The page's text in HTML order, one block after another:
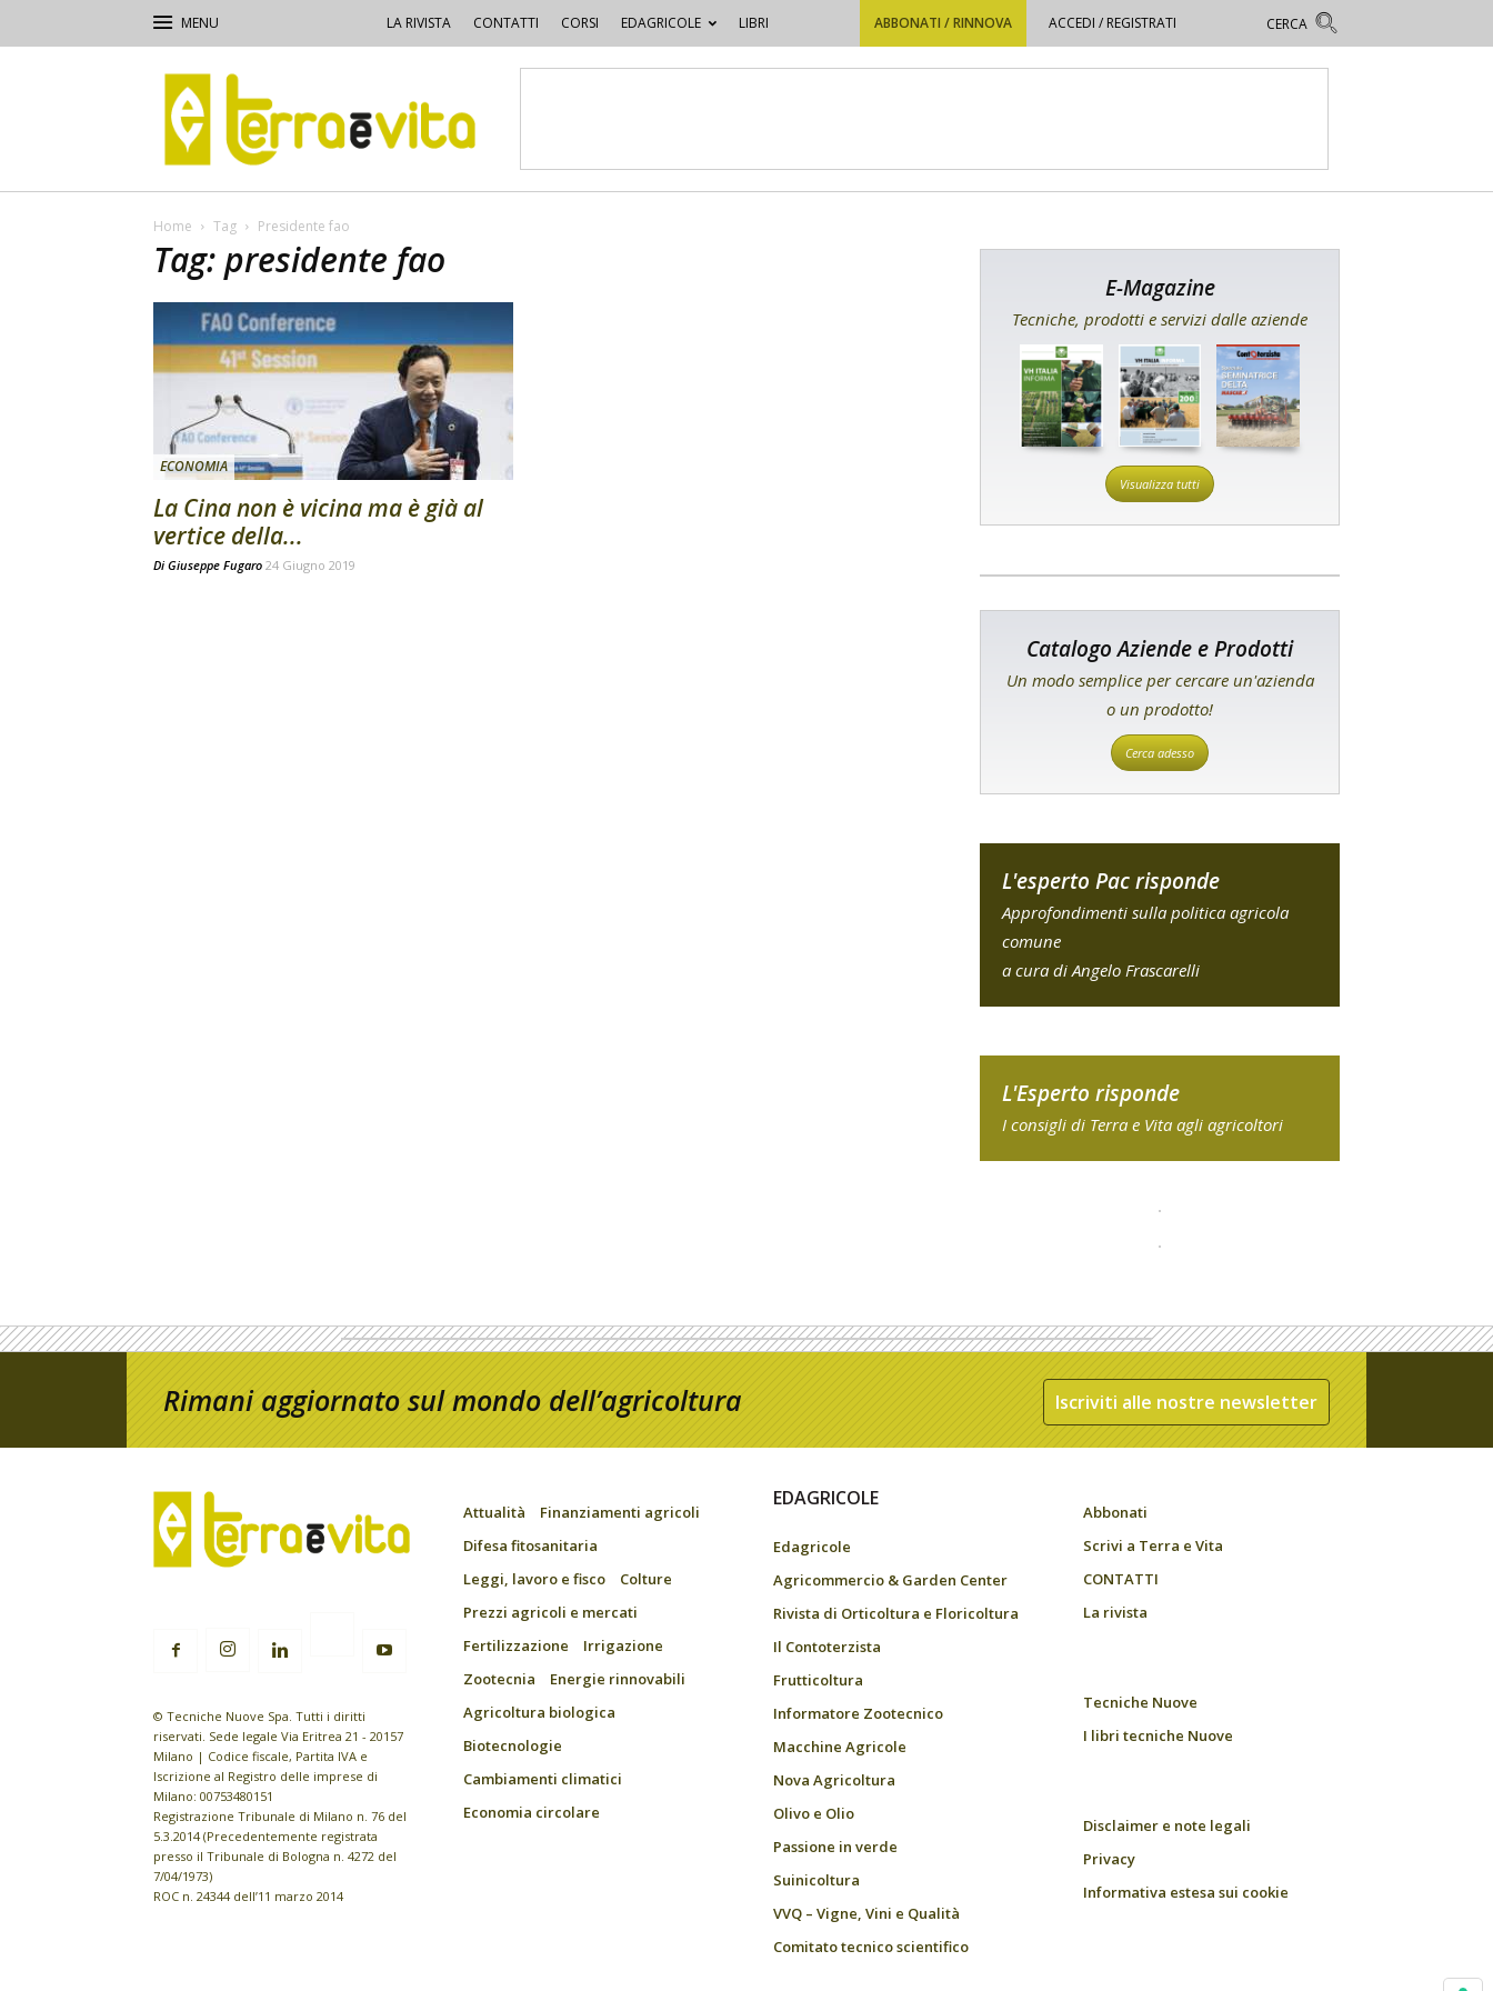
LA RIVISTA CONTATTI CORSI EDAGRICOLE LIBRI ABBONATI / RINNOVA ACCEDI / REGISTRATI
Terra
e
Vita
Home Tag Presidente fao
Tag: presidente fao
ECONOMIA
La Cina non è vicina ma è già al
vertice della...
Di Giuseppe Fugaro 24 Giugno 2019
E-Magazine
Tecniche, prodotti e servizi dalle aziende
Visualizza tutti
Catalogo Aziende e Prodotti
Un modo semplice per cercare un'azienda
o un prodotto!
Cerca adesso
L'esperto Pac risponde
Approfondimenti sulla politica agricola
comune
a cura di Angelo Frascarelli
L'Esperto risponde
I consigli di Terra e Vita agli agricoltori
Rimani aggiornato sul mondo dell’agricoltura Iscriviti alle nostre newsletter
© Tecniche Nuove Spa. Tutti i diritti
riservati. Sede legale Via Eritrea 21 - 20157
Milano | Codice fiscale, Partita IVA e
Iscrizione al Registro delle imprese di
Milano: 00753480151
Registrazione Tribunale di Milano n. 76 del
5.3.2014 (Precedentemente registrata
presso il Tribunale di Bologna n. 4272 del
7/04/1973)
ROC n. 24344 dell’11 marzo 2014
Attualità
Finanziamenti agricoli
Difesa fitosanitaria
Leggi, lavoro e fisco
Colture
Prezzi agricoli e mercati
Fertilizzazione
Irrigazione
Zootecnia
Energie rinnovabili
Agricoltura biologica
Biotecnologie
Cambiamenti climatici
Economia circolare
EDAGRICOLE
Edagricole
Agricommercio & Garden Center
Rivista di Orticoltura e Floricoltura
Il Contoterzista
Frutticoltura
Informatore Zootecnico
Macchine Agricole
Nova Agricoltura
Olivo e Olio
Passione in verde
Suinicoltura
VVQ – Vigne, Vini e Qualità
Comitato tecnico scientifico
Abbonati
Scrivi a Terra e Vita
CONTATTI
La rivista
Tecniche Nuove
I libri tecniche Nuove
Disclaimer e note legali
Privacy
Informativa estesa sui cookie